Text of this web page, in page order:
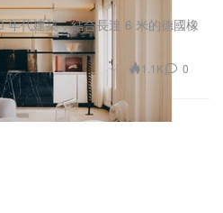
年代建築，結合長達 6 米的德國橡
1.1K 0